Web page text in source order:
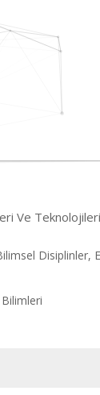
Ve Teknolojileri
Disiplinler,